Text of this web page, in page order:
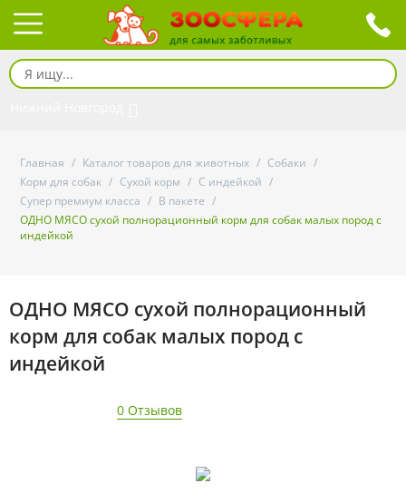
Главная / Каталог товаров для животных / Собаки /
Корм для собак / Сухой корм / С индейкой /
Супер премиум класса / В пакете /
ОДНО МЯСО сухой полнорационный корм для собак малых пород с
индейкой
ОДНО МЯСО сухой полнорационный
корм для собак малых пород с
индейкой
0 Отзывов